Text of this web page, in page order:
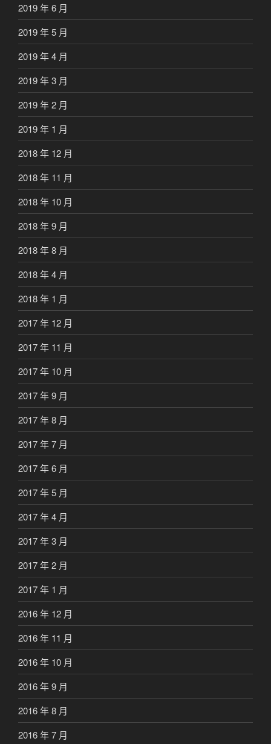
2019 年 6 月
2019 年 5 月
2019 年 4 月
2019 年 3 月
2019 年 2 月
2019 年 1 月
2018 年 12 月
2018 年 11 月
2018 年 10 月
2018 年 9 月
2018 年 8 月
2018 年 4 月
2018 年 1 月
2017 年 12 月
2017 年 11 月
2017 年 10 月
2017 年 9 月
2017 年 8 月
2017 年 7 月
2017 年 6 月
2017 年 5 月
2017 年 4 月
2017 年 3 月
2017 年 2 月
2017 年 1 月
2016 年 12 月
2016 年 11 月
2016 年 10 月
2016 年 9 月
2016 年 8 月
2016 年 7 月